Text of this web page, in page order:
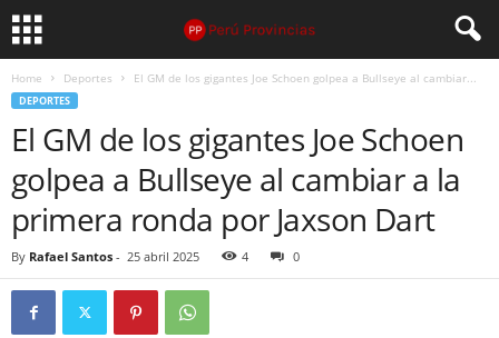
Home Deportes El GM de los gigantes Joe Schoen golpea a Bullseye al cambiar...
DEPORTES
El GM de los gigantes Joe Schoen
golpea a Bullseye al cambiar a la
primera ronda por Jaxson Dart
By Rafael Santos - 25 abril 2025 4 0